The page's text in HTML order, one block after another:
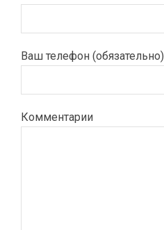
Ваш телефон (обязательно)
Комментарии